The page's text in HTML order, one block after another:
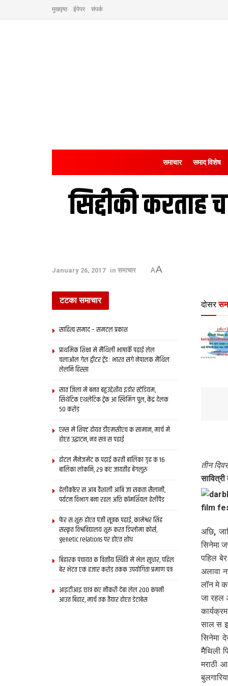
मुखपृष्ठ ईपेपर संपर्क
समाचार समाद विशेष
सिद्दीकी करताह
January 26, 2017 in समाचार AA
दोसर
तीन
सावित्री
अछि,
सिनेमा
पहिल
अलावा
लॉन मे
जा रहल
साल स
सिनेमा
मैैथिली
मराठी
टटका समाचार
साहित्य समाद – समटल प्रकाश
प्राथमिक शि‍क्षा मे मैथि‍ली भाषाकेँ पढ़ाई लेल
चलाओल गेल ट्वीटर ट्रेंड : भारत संगे नेपालक मैथिल
लेलनि हिस्सा
सात जिला मे बनत बहुउद्देशीय इंडोर स्‍टेडि‍यम,
सिंथेटिक एथलेटिक ट्रेक आ स्विमिंग पुल, केंद्र देलक
50 करोड़
एम्स मे शिफ्ट होयत डीएमसीएच क सामान, मार्च मे
होएत उद्घाटन, नव सत्र स पढाई
होटल मैनेजमेंट क पढ़ाई करती बालिका गृह क 16
बालिका लोकनि, 29 कए जायतीह बेंगलुरु
हेलीकॉप्टर स आब वैशाली आबि जा सकता सैलानी,
पर्यटन विभाग बना रहल अछि कॉमर्शियल हेलीपैड
फेर स शुरू होएत पंजी सूत्रक पढाई, कामेश्वर सिंह
संस्कृत विश्वविद्यालय शुरू करत डिप्लोमा कोर्स,
genetic relations पर होएत शोध
बिहारक पंचायत क वित्‍तीय स्थिति मे भेल सुधार, पहिल
बेर भेटत एक हजार करोड़ तकक उपयोगिता प्रमाण पत्र
आइटीआइ छात्र कए नौकरी देबा लेल 200 कंपनी
आउत बिहार, मार्च तक तैयार होएत डेटाबेस